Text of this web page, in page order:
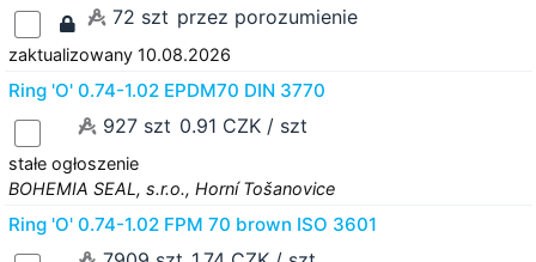
72 szt przez porozumienie
zaktualizowany 10.08.2026
Ring 'O' 0.74-1.02 EPDM70 DIN 3770
927 szt 0.91 CZK / szt
stałe ogłoszenie
BOHEMIA SEAL, s.r.o., Horní Tošanovice
Ring 'O' 0.74-1.02 FPM 70 brown ISO 3601